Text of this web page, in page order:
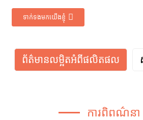
ទាក់ទងមកយើងខ្ញុំ
ព័ត៌មានលម្អិតអំពីផលិតផល
ការពិពណ៌នា